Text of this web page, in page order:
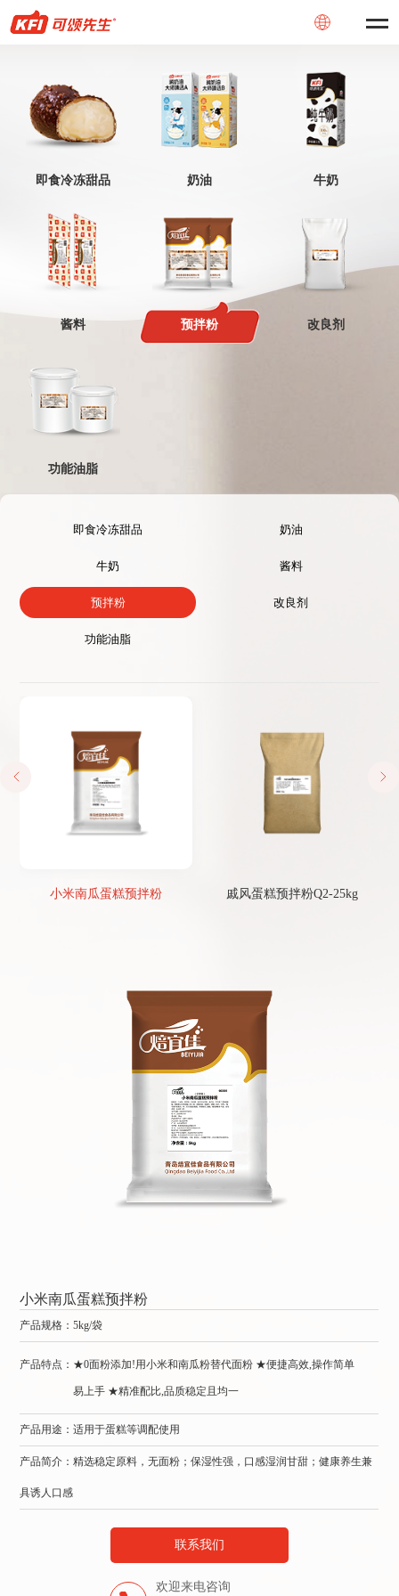
即食冷冻甜品 奶油 牛奶
酱料 预拌粉 改良剂
功能油脂
即食冷冻甜品 奶油
牛奶 酱料
预拌粉 改良剂
功能油脂
小米南瓜蛋糕预拌粉 戚风蛋糕预拌粉Q2-25kg
小米南瓜蛋糕预拌粉
产品规格：5kg/袋
产品特点： ★0面粉添加!用小米和南瓜粉替代面粉 ★便捷高效,操作简单
易上手 ★精准配比,品质稳定且均一
产品用途：适用于蛋糕等调配使用
产品简介：精选稳定原料，无面粉；保湿性强，口感湿润甘甜；健康养生兼
具诱人口感
联系我们
欢迎来电咨询